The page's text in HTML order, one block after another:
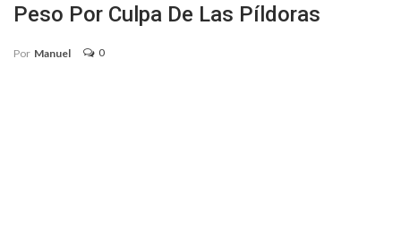
Peso Por Culpa De Las Píldoras
Por Manuel 0